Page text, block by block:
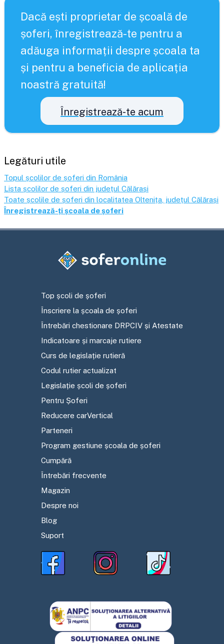
Dacă ești proprietar de școală de
șoferi, înregistrează-te pentru a
adăuga informații despre școala ta
și pentru a beneficia de aplicația
noastră gratuită!
Înregistrează-te acum
Legături utile
Topul școlilor de șoferi din România
Lista școlilor de șoferi din județul Călărași
Toate școlile de șoferi din localitatea Oltenița , județul Călărași
Înregistrează-ți școala de șoferi
Top școli de șoferi
Înscriere la școala de șoferi
Întrebări chestionare DRPCIV și Atestate
Indicatoare și marcaje rutiere
Curs de legislație rutieră
Codul rutier actualizat
Legislație școli de șoferi
Pentru Șoferi
Reducere carVertical
Parteneri
Program gestiune școala de șoferi
Cumpără
Întrebări frecvente
Magazin
Despre noi
Blog
Suport